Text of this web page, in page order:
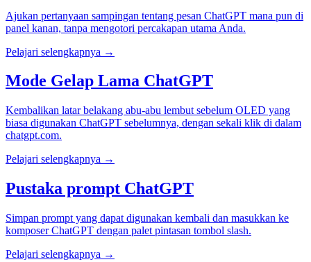
Ajukan pertanyaan sampingan tentang pesan ChatGPT mana pun di
panel kanan, tanpa mengotori percakapan utama Anda.
Pelajari selengkapnya →
Mode Gelap Lama ChatGPT
Kembalikan latar belakang abu-abu lembut sebelum OLED yang
biasa digunakan ChatGPT sebelumnya, dengan sekali klik di dalam
chatgpt.com.
Pelajari selengkapnya →
Pustaka prompt ChatGPT
Simpan prompt yang dapat digunakan kembali dan masukkan ke
komposer ChatGPT dengan palet pintasan tombol slash.
Pelajari selengkapnya →